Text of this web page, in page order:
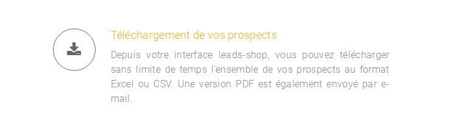
Téléchargement de vos prospects
Depuis votre interface leads-shop, vous pouvez télécharger
sans limite de temps l'ensemble de vos prospects au format
Excel ou CSV. Une version PDF est également envoyé par e-
mail.